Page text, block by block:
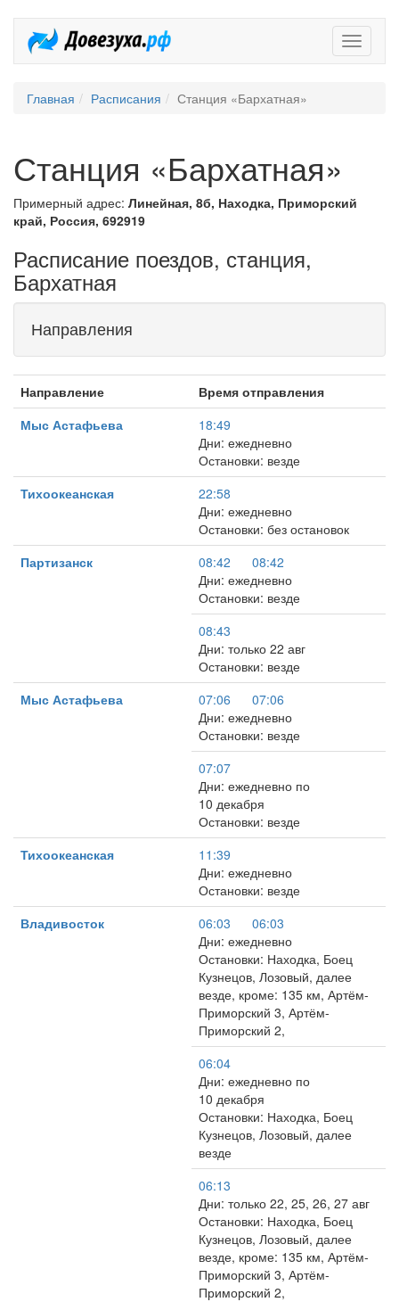
Главная Расписания Станция «Бархатная»
Станция «Бархатная»
Примерный адрес: Линейная, 8б, Находка, Приморский
край, Россия, 692919
Расписание поездов, станция,
Бархатная
Направления
Направление
Время отправления
Мыс Астафьева
18:49
Дни: ежедневно
Остановки: везде
Тихоокеанская
22:58
Дни: ежедневно
Остановки: без остановок
Партизанск
08:42
08:42
Дни: ежедневно
Остановки: везде
08:43
Дни: только 22 авг
Остановки: везде
Мыс Астафьева
07:06
07:06
Дни: ежедневно
Остановки: везде
07:07
Дни: ежедневно по
10 декабря
Остановки: везде
Тихоокеанская
11:39
Дни: ежедневно
Остановки: везде
Владивосток
06:03
06:03
Дни: ежедневно
Остановки: Находка, Боец
Кузнецов, Лозовый, далее
везде, кроме: 135 км, Артём-
Приморский 3, Артём-
Приморский 2,
06:04
Дни: ежедневно по
10 декабря
Остановки: Находка, Боец
Кузнецов, Лозовый, далее
везде
06:13
Дни: только 22, 25, 26, 27 авг
Остановки: Находка, Боец
Кузнецов, Лозовый, далее
везде, кроме: 135 км, Артём-
Приморский 3, Артём-
Приморский 2,